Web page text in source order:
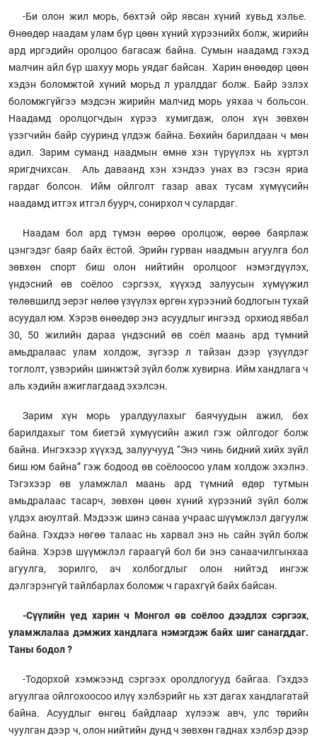
-Би олон жил морь, бөхтэй ойр явсан хүний хувьд хэлье.
Өнөөдөр наадам улам бүр цөөн хүний хүрээнийх болж, жирийн
ард иргэдийн оролцоо багасаж байна. Сумын наадамд гэхэд
малчин айл бүр шахуу морь уядаг байсан. Харин өнөөдөр цөөн
хэдэн боломжтой хүний морьд л уралддаг болж. Байр эзлэх
боломжгүйгээ мэдсэн жирийн малчид морь уяхаа ч больсон.
Наадамд оролцогчдын хүрээ хумигдаж, олон хүн зөвхөн
үзэгчийн байр сууринд үлдэж байна. Бөхийн барилдаан ч мөн
адил. Зарим суманд наадмын өмнө хэн түрүүлэх нь хүртэл
яригдчихсан. Аль даваанд хэн хэндээ унах вэ гэсэн яриа
гардаг болсон. Ийм ойлголт газар авах тусам хүмүүсийн
наадамд итгэх итгэл буурч, сонирхол ч сулардаг.
Наадам бол ард түмэн өөрөө оролцож, өөрөө баярлаж
цэнгэдэг баяр байх ёстой. Эрийн гурван наадмын агуулга бол
зөвхөн спорт биш олон нийтийн оролцоог нэмэгдүүлэх,
үндэсний өв соёлоо сэргээх, хүүхэд залуусын хүмүүжил
төлөвшилд эерэг нөлөө үзүүлэх өргөн хүрээний бодлогын тухай
асуудал юм. Хэрэв өнөөдөр энэ асуудлыг ингээд орхиод явбал
30, 50 жилийн дараа үндэсний өв соёл маань ард түмний
амьдралаас улам холдож, зүгээр л тайзан дээр үзүүлдэг
тоглолт, үзвэрийн шинжтэй зүйл болж хувирна. Ийм хандлага ч
аль хэдийн ажиглагдаад эхэлсэн.
Зарим хүн морь уралдуулахыг баячуудын ажил, бөх
барилдахыг том биетэй хүмүүсийн ажил гэж ойлгодог болж
байна. Ингэхээр хүүхэд, залуучууд “Энэ чинь бидний хийх зүйл
биш юм байна” гэж бодоод өв соёлоосоо улам холдож эхэлнэ.
Тэгэхээр өв уламжлал маань ард түмний өдөр тутмын
амьдралаас тасарч, зөвхөн цөөн хүний хүрээний зүйл болж
үлдэх аюултай. Мэдээж шинэ санаа учраас шүүмжлэл дагуулж
байна. Гэхдээ нөгөө талаас нь харвал энэ нь сайн зүйл болж
байна. Хэрэв шүүмжлэл гараагүй бол би энэ санаачилгынхаа
агуулга, зорилго, ач холбогдлыг олон нийтэд ингэж
дэлгэрэнгүй тайлбарлах боломж ч гарахгүй байх байсан.
-Сүүлийн үед харин ч Монгол өв соёлоо дээдлэх сэргээх,
уламжлалаа дэмжих хандлага нэмэгдэж байх шиг санагддаг.
Таны бодол ?
-Тодорхой хэмжээнд сэргээх оролдлогууд байгаа. Гэхдээ
агуулгаа ойлгохоосоо илүү хэлбэрийг нь хэт дагах хандлагатай
байна. Асуудлыг өнгөц байдлаар хүлээж авч, улс төрийн
чуулган дээр ч, олон нийтийн дунд ч зөвхөн гаднах хэлбэр дээр